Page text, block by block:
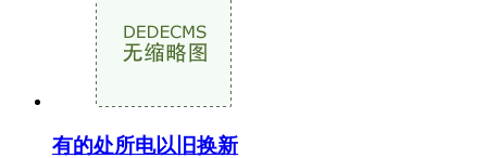
有的处所电以旧换新